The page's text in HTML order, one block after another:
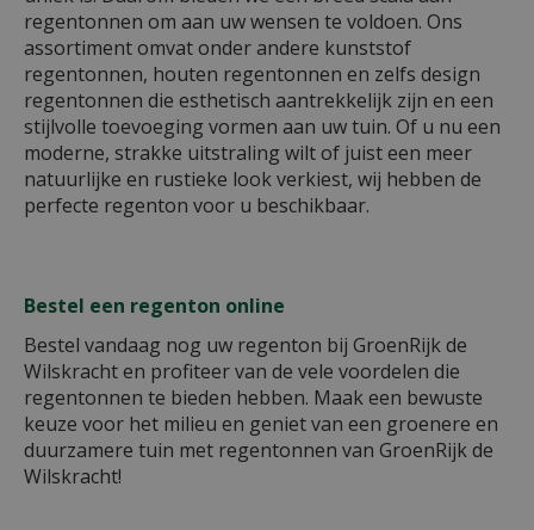
regentonnen om aan uw wensen te voldoen. Ons
assortiment omvat onder andere kunststof
regentonnen, houten regentonnen en zelfs design
regentonnen die esthetisch aantrekkelijk zijn en een
stijlvolle toevoeging vormen aan uw tuin. Of u nu een
moderne, strakke uitstraling wilt of juist een meer
natuurlijke en rustieke look verkiest, wij hebben de
perfecte regenton voor u beschikbaar.
Bestel een regenton online
Bestel vandaag nog uw regenton bij GroenRijk de
Wilskracht en profiteer van de vele voordelen die
regentonnen te bieden hebben. Maak een bewuste
keuze voor het milieu en geniet van een groenere en
duurzamere tuin met regentonnen van GroenRijk de
Wilskracht!